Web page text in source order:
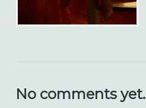
No comments yet.